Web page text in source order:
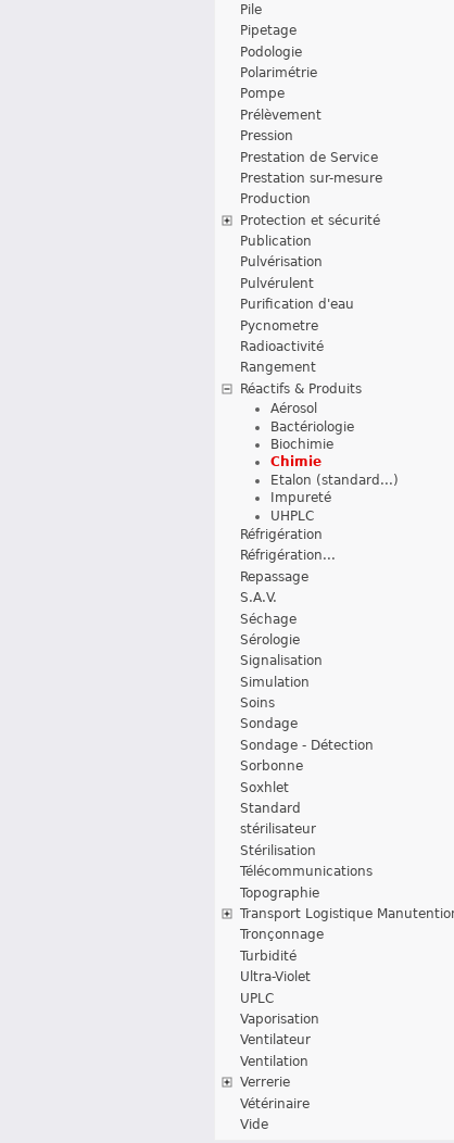
Pile
Pipetage
Podologie
Polarimétrie
Pompe
Prélèvement
Pression
Prestation de Service
Prestation sur-mesure
Production
Protection et sécurité
Publication
Pulvérisation
Pulvérulent
Purification d'eau
Pycnometre
Radioactivité
Rangement
Réactifs & Produits
Aérosol
Bactériologie
Biochimie
Chimie
Etalon (standard...)
Impureté
UHPLC
Réfrigération
Réfrigération...
Repassage
S.A.V.
Séchage
Sérologie
Signalisation
Simulation
Soins
Sondage
Sondage - Détection
Sorbonne
Soxhlet
Standard
stérilisateur
Stérilisation
Télécommunications
Topographie
Transport Logistique
Tronçonnage
Turbidité
Ultra-Violet
UPLC
Vaporisation
Ventilateur
Ventilation
Verrerie
Vétérinaire
Vide